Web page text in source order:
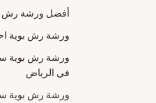
أفضل ورشة رش
ورشة رش بوية
ورشة رش بوية
في الرياض
ورشة رش بوية